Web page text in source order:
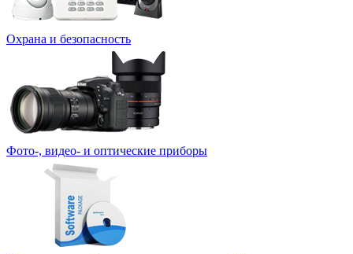
Охрана и безопасность
Фото-, видео- и оптические приборы